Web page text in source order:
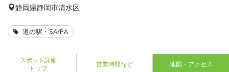
静岡県静岡市清水区
道の駅・SA/PA
スポット詳細
トップ
営業時間など 地図・アクセス